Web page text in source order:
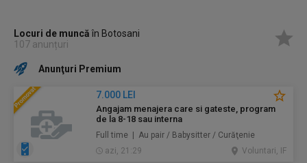
Locuri de muncăîn Botosani
107 anunțuri
Anunţuri Premium
7.000 LEI
Angajam menajera care si gateste, program
de la 8-18 sau interna
Full time | Au pair / Babysitter / Curăţenie
azi, 21:29
Voluntari, IF